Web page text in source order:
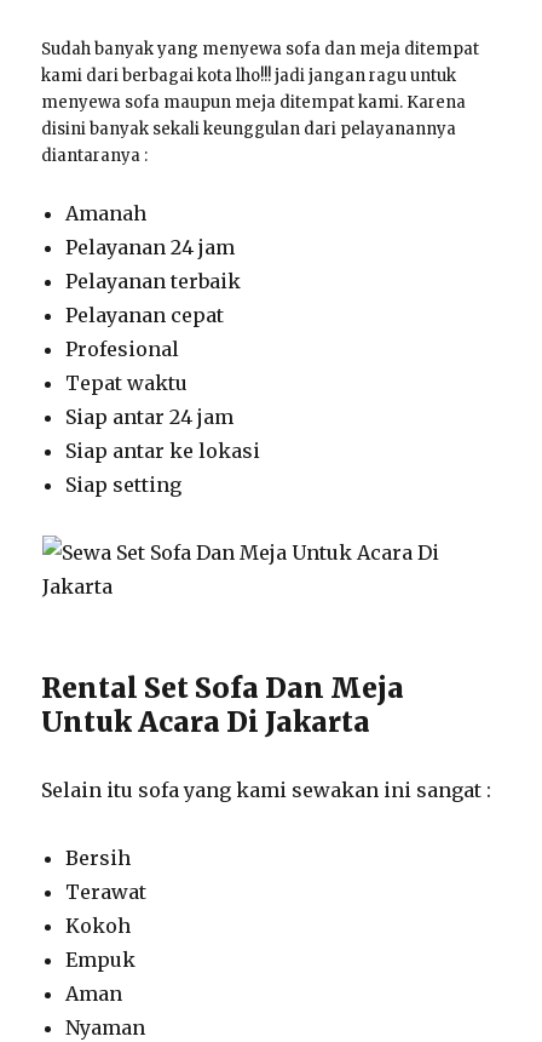
Sudah banyak yang menyewa sofa dan meja ditempat
kami dari berbagai kota lho!!! jadi jangan ragu untuk
menyewa sofa maupun meja ditempat kami. Karena
disini banyak sekali keunggulan dari pelayanannya
diantaranya :
Amanah
Pelayanan 24 jam
Pelayanan terbaik
Pelayanan cepat
Profesional
Tepat waktu
Siap antar 24 jam
Siap antar ke lokasi
Siap setting
Rental Set Sofa Dan Meja
Untuk Acara Di Jakarta
Selain itu sofa yang kami sewakan ini sangat :
Bersih
Terawat
Kokoh
Empuk
Aman
Nyaman